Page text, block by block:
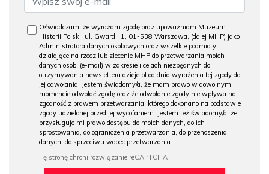
Oświadczam, że wyrażam zgodę oraz upoważniam Muzeum
Historii Polski, ul. Gwardii 1, 01-538 Warszawa, (dalej MHP) jako
Administratora danych osobowych oraz wszelkie podmioty
działające na rzecz lub zlecenie MHP do przetwarzania moich
danych osob. (e-mail) w zakresie i celach niezbędnych do
otrzymywania newslettera dzieje.pl od dnia wyrażenia tej zgody do
jej odwołania. Jestem świadomy/a, że mam prawo w dowolnym
momencie odwołać zgodę oraz że odwołanie zgody nie wpływa na
zgodność z prawem przetwarzania, którego dokonano na podstawie
zgody udzielonej przed jej wycofaniem. Jestem też świadomy/a, że
przysługuje mi prawo dostępu do moich danych, do ich
sprostowania, do ograniczenia przetwarzania, do przenoszenia
danych, do sprzeciwu wobec przetwarzania.